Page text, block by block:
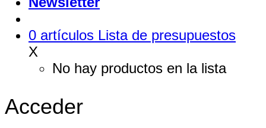
0 artículos Lista de presupuestos
X
No hay productos en la lista
Acceder